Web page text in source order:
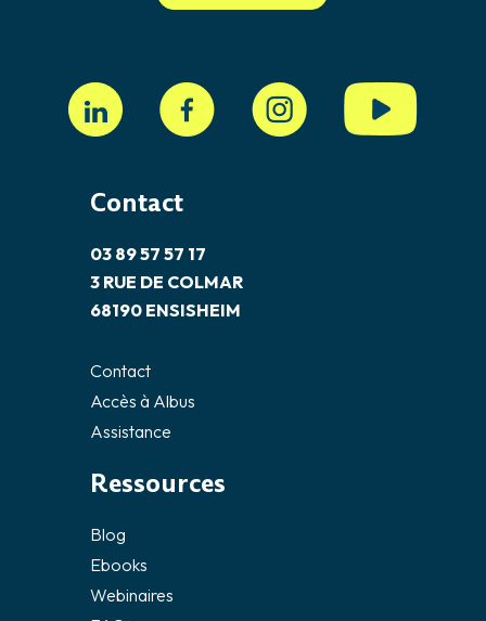
Ressources
Blog
Ebooks
Webinaires
Contact
03 89 57 57 17
3 RUE DE COLMAR
68190 ENSISHEIM
Contact
Accès à Albus
Assistance